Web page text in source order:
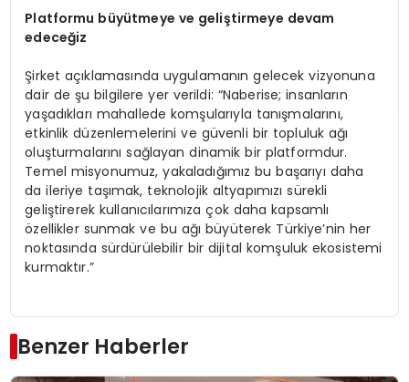
Platformu büyütmeye ve geliştirmeye devam
edeceğiz
Şirket açıklamasında uygulamanın gelecek vizyonuna
dair de şu bilgilere yer verildi: “Naberise; insanların
yaşadıkları mahallede komşularıyla tanışmalarını,
etkinlik düzenlemelerini ve güvenli bir topluluk ağı
oluşturmalarını sağlayan dinamik bir platformdur.
Temel misyonumuz, yakaladığımız bu başarıyı daha
da ileriye taşımak, teknolojik altyapımızı sürekli
geliştirerek kullanıcılarımıza çok daha kapsamlı
özellikler sunmak ve bu ağı büyüterek Türkiye’nin her
noktasında sürdürülebilir bir dijital komşuluk ekosistemi
kurmaktır.”
Benzer Haberler